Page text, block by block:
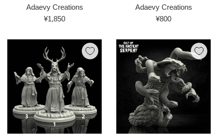
Adaevy Creations
通
価
格
¥1,850
Adaevy Creations
通
価
¥800